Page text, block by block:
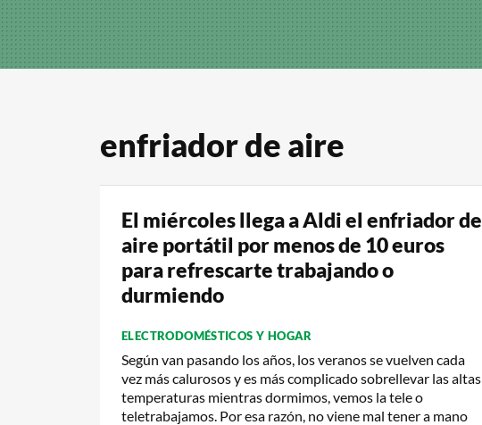
enfriador de aire
El miércoles llega a Aldi el enfriador de
aire portátil por menos de 10 euros
para refrescarte trabajando o
durmiendo
ELECTRODOMÉSTICOS Y HOGAR
Según van pasando los años, los veranos se vuelven cada
vez más calurosos y es más complicado sobrellevar las altas
temperaturas mientras dormimos, vemos la tele o
teletrabajamos. Por esa razón, no viene mal tener a mano